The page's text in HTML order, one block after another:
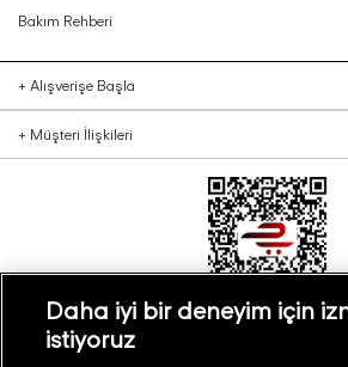
Bakım Rehberi
+ Alışverişe Başla
+ Müşteri İlişkileri
Daha iyi bir deneyim için
istiyoruz